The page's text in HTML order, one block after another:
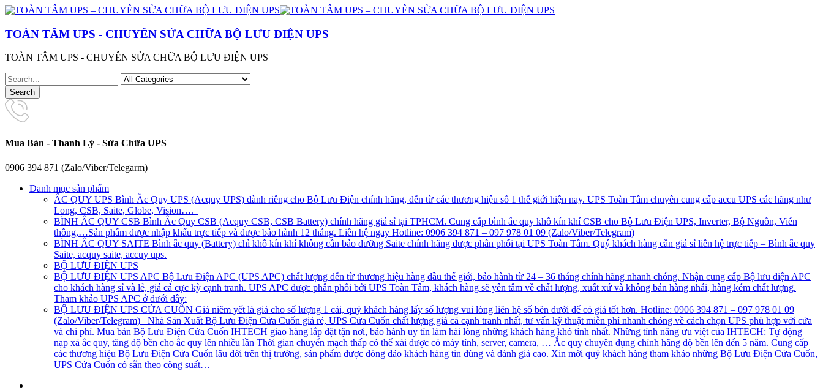
TOÀN TÂM UPS - CHUYÊN SỬA CHỮA BỘ LƯU ĐIỆN UPS
TOÀN TÂM UPS - CHUYÊN SỬA CHỮA BỘ LƯU ĐIỆN UPS
Mua Bán - Thanh Lý - Sửa Chữa UPS
0906 394 871 (Zalo/Viber/Telegarm)
Danh mục sản phẩm
ẮC QUY UPS Bình Ắc Quy UPS (Acquy UPS) dành riêng cho Bộ Lưu Điện chính hãng, đến từ các thương hiệu số 1 thế giới hiện nay. UPS Toàn Tâm chuyên cung cấp accu UPS các hãng như
Long, CSB, Saite, Globe, Vision….
BÌNH ẮC QUY CSB Bình Ắc Quy CSB (Acquy CSB, CSB Battery) chính hãng giá sỉ tại TPHCM. Cung cấp bình ắc quy khô kín khí CSB cho Bộ Lưu Điện UPS, Inverter, Bộ Nguồn, Viễn
thông,…Sản phẩm được nhập khẩu trực tiếp và được bảo hành 12 tháng. Liên hệ ngay Hotline: 0906 394 871 – 097 978 01 09 (Zalo/Viber/Telegram)
BÌNH ẮC QUY SAITE Bình ắc quy (Battery) chì khô kín khí không cần bảo dưỡng Saite chính hãng được phân phối tại UPS Toàn Tâm. Quý khách hàng cần giá sỉ liên hệ trực tiếp – Bình ắc quy
Saite, acquy saite, accuy ups.
BỘ LƯU ĐIỆN UPS
BỘ LƯU ĐIỆN UPS APC Bộ Lưu Điện APC (UPS APC) chất lượng đến từ thương hiệu hàng đầu thế giới, bảo hành từ 24 – 36 tháng chính hãng nhanh chóng. Nhận cung cấp Bộ lưu điện APC
cho khách hàng sỉ và lẻ, giá cả cực kỳ cạnh tranh. UPS APC được phân phối bởi UPS Toàn Tâm, khách hàng sẽ yên tâm về chất lượng, xuất xứ và không bán hàng nhái, hàng kém chất lượng.
Tham khảo UPS APC ở dưới đây:
BỘ LƯU ĐIỆN UPS CỬA CUỐN Giá niêm yết là giá cho số lượng 1 cái, quý khách hàng lấy số lượng vui lòng liên hệ số bên dưới để có giá tốt hơn. Hotline: 0906 394 871 – 097 978 01 09
(Zalo/Viber/Telegram) Nhà Sản Xuất Bộ Lưu Điện Cửa Cuốn giá rẻ, UPS Cửa Cuốn chất lượng giá cả cạnh tranh nhất, tư vấn kỹ thuật miễn phí nhanh chóng về cách chọn UPS phù hợp với cửa
và chi phí. Mua bán Bộ Lưu Điện Cửa Cuốn IHTECH giao hàng lắp đặt tận nơi, bảo hành uy tín làm hài lòng những khách hàng khó tính nhất. Những tính năng ưu việt của IHTECH: Tự động
nạp xả ắc quy, tăng độ bền cho ắc quy lên nhiều lần Thời gian chuyển mạch thấp có thể xài được có máy tính, server, camera, … Ắc quy chuyên dụng chính hãng độ bền lên đến 5 năm. Cung cấp
các thương hiệu Bộ Lưu Điện Cửa Cuốn lâu đời trên thị trường, sản phẩm được đông đảo khách hàng tin dùng và đánh giá cao. Xin mời quý khách hàng tham khảo những Bộ Lưu Điện Cửa Cuốn,
UPS Cửa Cuốn có sẵn theo công suất…